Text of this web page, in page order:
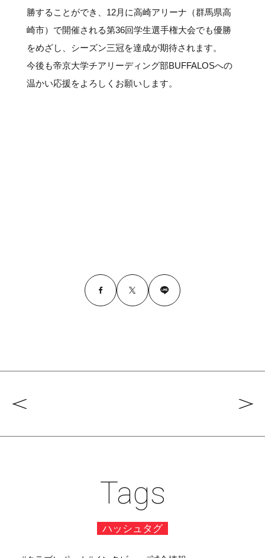
勝することができ、12月に高崎アリーナ（群馬県高
崎市）で開催される第36回学生選手権大会でも優勝
をめざし、シーズン三冠を達成が期待されます。
今後も帝京大学チアリーディング部BUFFALOSへの
温かい応援をよろしくお願いします。
Tags
ハッシュタグ